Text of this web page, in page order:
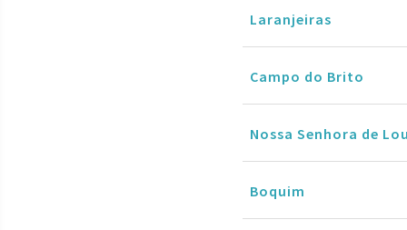
Laranjeiras
Campo do Brito
Nossa Senhora de
Boquim